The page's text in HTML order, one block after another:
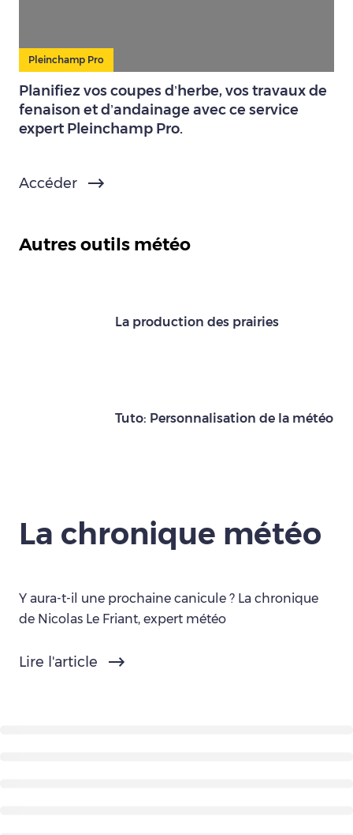
Pleinchamp Pro
Planifiez vos coupes d’herbe, vos travaux de
fenaison et d’andainage avec ce service
expert Pleinchamp Pro.
Accéder
Autres outils météo
La production des prairies
Tuto: Personnalisation de la météo
La chronique météo
Y aura-t-il une prochaine canicule ? La chronique
de Nicolas Le Friant, expert météo
Lire l'article